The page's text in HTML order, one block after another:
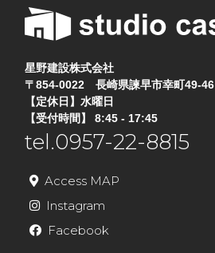
星野建設株式会社
〒854-0022 長崎県諫早市幸町49-46
【定休日】水曜日
【受付時間】 8:45 - 17:45
tel.0957-22-8815
Access MAP
Instagram
Facebook